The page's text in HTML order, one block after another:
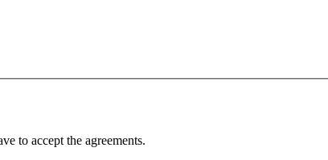
to accept the agreements.